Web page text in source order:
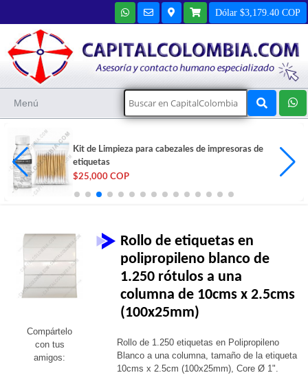
Dólar $3,179.40 COP
Menú
Kit de Limpieza para cabezales de impresoras de
etiquetas
$25,000 COP
Compártelo
con tus
amigos:
Rollo de etiquetas en
polipropileno blanco de
1.250 rótulos a una
columna de 10cms x 2.5cms
(100x25mm)
Rollo de 1.250 etiquetas en Polipropileno
Blanco a una columna, tamaño de la etiqueta
10cms x 2.5cm (100x25mm), Core Ø 1".